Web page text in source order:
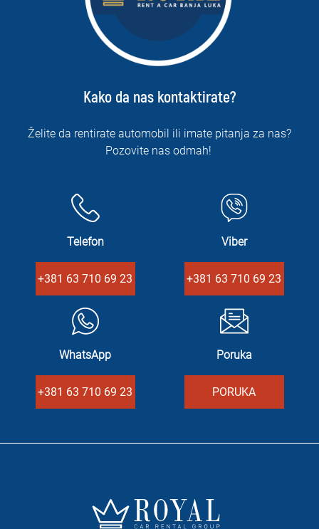
Kako da nas kontaktirate?
Želite da rentirate automobil ili imate pitanja za nas?
Pozovite nas odmah!
Telefon
+381 63 710 69 23
Viber
+381 63 710 69 23
WhatsApp
+381 63 710 69 23
Poruka
PORUKA